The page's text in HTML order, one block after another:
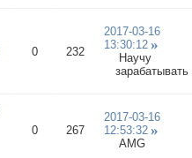
0 232
2017-03-16
13:30:12
Научу
зарабатывать
0 267
2017-03-16
12:53:32
AMG